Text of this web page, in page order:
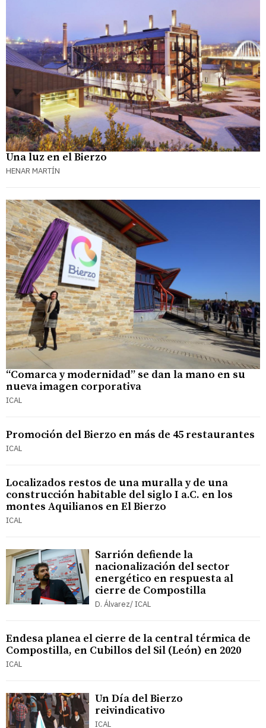
Una luz en el Bierzo
HENAR MARTÍN
“Comarca y modernidad” se dan la mano en su
nueva imagen corporativa
ICAL
Promoción del Bierzo en más de 45 restaurantes
ICAL
Localizados restos de una muralla y de una
construcción habitable del siglo I a.C. en los
montes Aquilianos en El Bierzo
ICAL
Sarrión defiende la
nacionalización del sector
energético en respuesta al
cierre de Compostilla
D. Álvarez/ ICAL
Endesa planea el cierre de la central térmica de
Compostilla, en Cubillos del Sil (León) en 2020
ICAL
Un Día del Bierzo
reivindicativo
ICAL